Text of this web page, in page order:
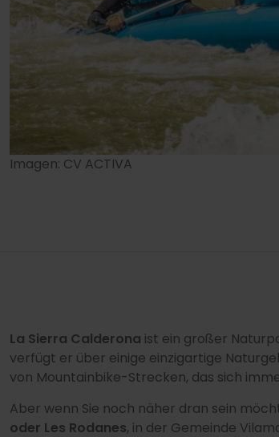
Imagen: CV ACTIVA
La Sierra Calderona ist ein großer
verfügt er über einige einzigartige
von Mountainbike-Strecken, das sich
Aber wenn Sie noch näher dran sein
oder Les Rodanes, in der Gemeinde